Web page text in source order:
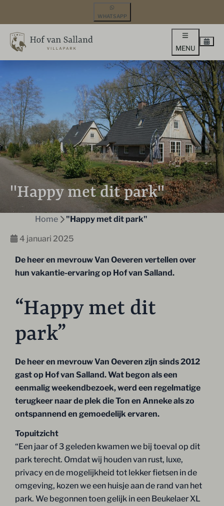
WHATSAPP
MENU
"Happy met dit park"
Home "Happy met dit park"
4 januari 2025
De heer en mevrouw Van Oeveren vertellen over
hun vakantie-ervaring op Hof van Salland.
“Happy met dit
park”
De heer en mevrouw Van Oeveren zijn sinds 2012
gast op Hof van Salland. Wat begon als een
eenmalig weekendbezoek, werd een regelmatige
terugkeer naar de plek die Ton en Anneke als zo
ontspannend en gemoedelijk ervaren.
Topuitzicht
“Een jaar of 3 geleden kwamen we bij toeval op dit
park terecht. Omdat wij houden van rust, luxe,
privacy en de mogelijkheid tot lekker fietsen in de
omgeving, kozen we een huisje aan de rand van het
park. We begonnen toen gelijk in een Beukelaer XL